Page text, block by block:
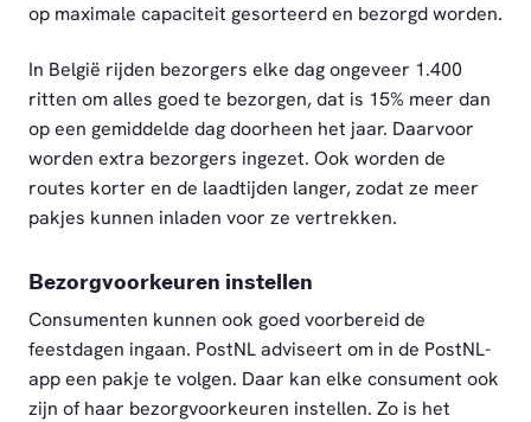
op maximale capaciteit gesorteerd en bezorgd worden.
In België rijden bezorgers elke dag ongeveer 1.400
ritten om alles goed te bezorgen, dat is 15% meer dan
op een gemiddelde dag doorheen het jaar. Daarvoor
worden extra bezorgers ingezet. Ook worden de
routes korter en de laadtijden langer, zodat ze meer
pakjes kunnen inladen voor ze vertrekken.
Bezorgvoorkeuren instellen
Consumenten kunnen ook goed voorbereid de
feestdagen ingaan. PostNL adviseert om in de PostNL-
app een pakje te volgen. Daar kan elke consument ook
zijn of haar bezorgvoorkeuren instellen. Zo is het